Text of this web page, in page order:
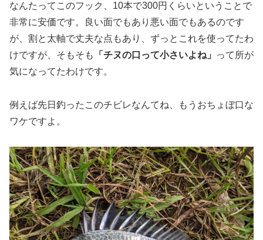
なんたってこのフック、10本で300円くらいということで
非常に安価です。良い面でもあり悪い面でもあるのです
が、割と太軸で丈夫な点もあり、ずっとこれを使ってたわ
けですが、そもそも
「チヌの口って小さいよね」
って所が
気になってたわけです。
例えば先日釣ったこのチビレなんてね、もうおちょぼ口な
ワケですよ。